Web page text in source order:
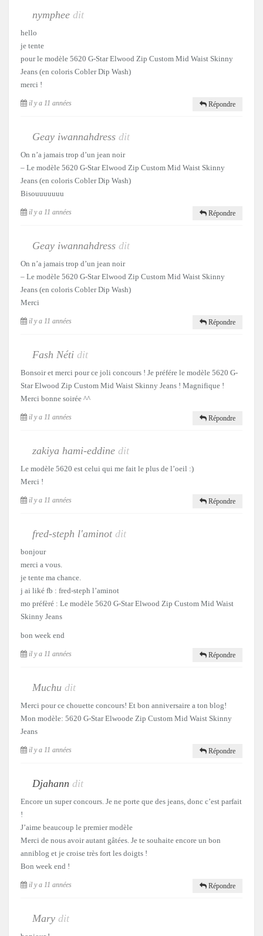
nymphee dit
hello
je tente
pour le modèle 5620 G-Star Elwood Zip Custom Mid Waist Skinny
Jeans (en coloris Cobler Dip Wash)
merci !
il y a 11 années Répondre
Geay iwannahdress dit
On n’a jamais trop d’un jean noir
– Le modèle 5620 G-Star Elwood Zip Custom Mid Waist Skinny
Jeans (en coloris Cobler Dip Wash)
Bisouuuuuuu
il y a 11 années Répondre
Geay iwannahdress dit
On n’a jamais trop d’un jean noir
– Le modèle 5620 G-Star Elwood Zip Custom Mid Waist Skinny
Jeans (en coloris Cobler Dip Wash)
Merci
il y a 11 années Répondre
Fash Néti dit
Bonsoir et merci pour ce joli concours ! Je préfére le modèle 5620 G-
Star Elwood Zip Custom Mid Waist Skinny Jeans ! Magnifique !
Merci bonne soirée ^^
il y a 11 années Répondre
zakiya hami-eddine dit
Le modèle 5620 est celui qui me fait le plus de l’oeil :)
Merci !
il y a 11 années Répondre
fred-steph l'aminot dit
bonjour
merci a vous.
je tente ma chance.
j ai liké fb : fred-steph l’aminot
mo préfèré : Le modèle 5620 G-Star Elwood Zip Custom Mid Waist
Skinny Jeans
bon week end
il y a 11 années Répondre
Muchu dit
Merci pour ce chouette concours! Et bon anniversaire a ton blog!
Mon modèle: 5620 G-Star Elwoode Zip Custom Mid Waist Skinny
Jeans
il y a 11 années Répondre
Djahann dit
Encore un super concours. Je ne porte que des jeans, donc c’est parfait
!
J’aime beaucoup le premier modèle
Merci de nous avoir autant gâtées. Je te souhaite encore un bon
anniblog et je croise très fort les doigts !
Bon week end !
il y a 11 années Répondre
Mary dit